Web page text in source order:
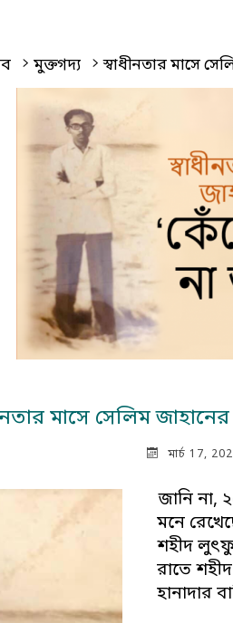
মুক্তগদ্য স্বাধীনতার মাসে
মাসে সেলিম
মার্চ 17,
জানি না,
মনে
শহীদ
রাতে
হানাদার